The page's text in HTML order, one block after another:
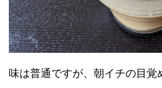
味は普通ですが、朝イチの目覚